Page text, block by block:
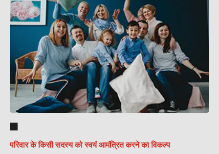
परिवार के किसी सदस्य को स्वयं आमंत्रित करने का विकल्प